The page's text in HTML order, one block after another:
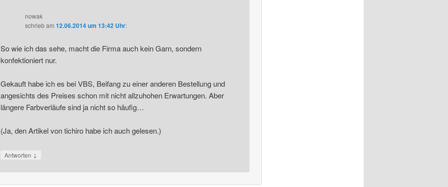
nowak
schriebam 12.06.2014 um 13:42 Uhr:
So wie ich das sehe, macht die Firma auch kein Garn, sondern
konfektioniert nur.
Gekauft habe ich es bei VBS, Beifang zu einer anderen Bestellung und
angesichts des Preises schon mit nicht allzuhohen Erwartungen. Aber
längere Farbverläufe sind ja nicht so häufig…
(Ja, den Artikel von tichiro habe ich auch gelesen.)
Antworten ↓